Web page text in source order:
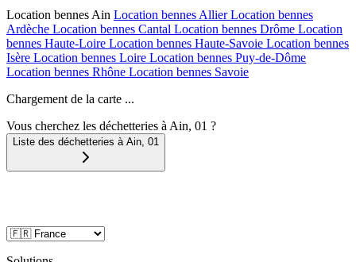
Location bennes Ain Location bennes Allier Location bennes
Ardèche Location bennes Cantal Location bennes Drôme Location
bennes Haute-Loire Location bennes Haute-Savoie Location bennes
Isère Location bennes Loire Location bennes Puy-de-Dôme
Location bennes Rhône Location bennes Savoie
Chargement de la carte ...
Vous cherchez les déchetteries à Ain, 01 ?
Liste des déchetteries à Ain, 01